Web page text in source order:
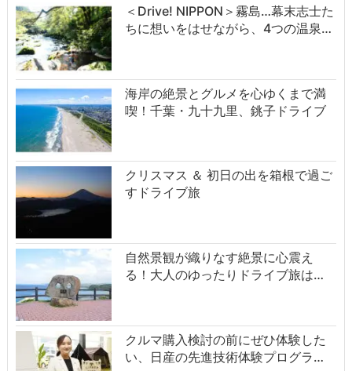
＜Drive! NIPPON＞霧島…幕末志士た
ちに想いをはせながら、4つの温泉…
海岸の絶景とグルメを心ゆくまで満
喫！千葉・九十九里、銚子ドライブ
クリスマス ＆ 初日の出を箱根で過ご
すドライブ旅
自然景観が織りなす絶景に心震え
る！大人のゆったりドライブ旅は…
クルマ購入検討の前にぜひ体験した
い、日産の先進技術体験プログラ…